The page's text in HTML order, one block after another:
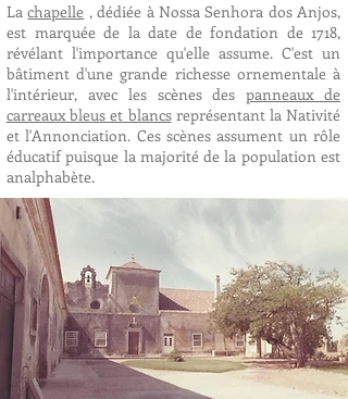
Lachapelle , dédiée à Nossa Senhora dos Anjos,
est marquée de la date de fondation de 1718,
révélant l'importance qu'elle assume. C'est un
bâtiment d'une grande richesse ornementale à
l'intérieur, avec les scènes despanneaux de
carreaux bleus et blancsreprésentant la Nativité
et l'Annonciation. Ces scènes assument un rôle
éducatif puisque la majorité de la population est
analphabète.